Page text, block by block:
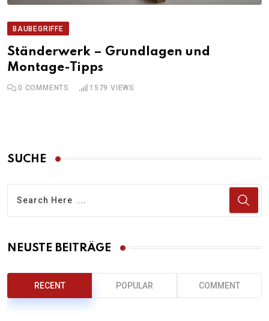
BAUBEGRIFFE
Ständerwerk – Grundlagen und
Montage-Tipps
0 COMMENTS 1579 VIEWS
SUCHE
NEUSTE BEITRÄGE
RECENT POPULAR COMMENT